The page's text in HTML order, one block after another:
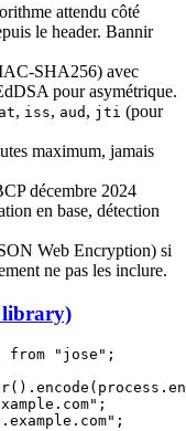
attendu côté
le header. Bannir
SHA256) avec
pour asymétrique.
, iss, aud , jti (pour
maximum, jamais
décembre 2024
en base, détection
Web Encryption) si
ne pas les inclure.
library)
from "jose" ;
(). encode
;
;